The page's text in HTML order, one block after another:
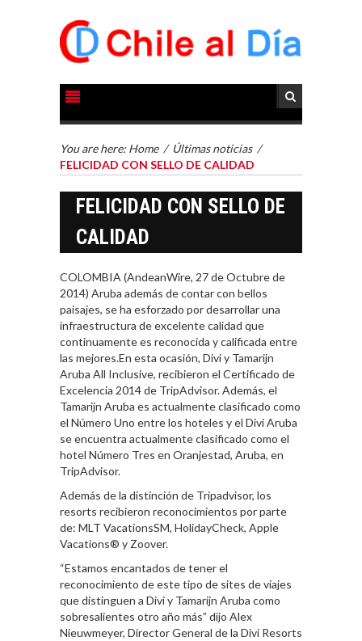
You are here: Home / Últimas noticias /
FELICIDAD CON SELLO DE CALIDAD
FELICIDAD CON SELLO DE
CALIDAD
COLOMBIA (AndeanWire, 27 de Octubre de
2014) Aruba además de contar con bellos
paisajes, se ha esforzado por desarrollar una
infraestructura de excelente calidad que
continuamente es reconocida y calificada entre
las mejores.En esta ocasión, Divi y Tamarijn
Aruba All Inclusive, recibieron el Certificado de
Excelencia 2014 de TripAdvisor. Además, el
Tamarijn Aruba es actualmente clasificado como
el Número Uno entre los hoteles y el Divi Aruba
se encuentra actualmente clasificado como el
hotel Número Tres en Oranjestad, Aruba, en
TripAdvisor.
Además de la distinción de Tripadvisor, los
resorts recibieron reconocimientos por parte
de: MLT VacationsSM, HolidayCheck, Apple
Vacations® y Zoover.
“Estamos encantados de tener el
reconocimiento de este tipo de sites de viajes
que distinguen a Divi y Tamarijn Aruba como
sobresalientes otro año más” dijo Alex
Nieuwmeyer, Director General de la Divi Resorts